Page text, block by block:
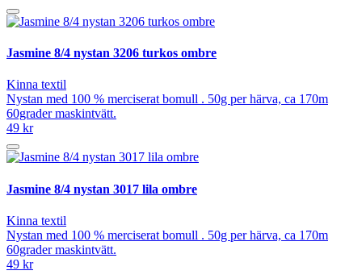
Jasmine 8/4 nystan 3206 turkos ombre
Kinna textil
Nystan med 100 % merciserat bomull . 50g per härva, ca 170m
60grader maskintvätt.
49 kr
Jasmine 8/4 nystan 3017 lila ombre
Kinna textil
Nystan med 100 % merciserat bomull . 50g per härva, ca 170m
60grader maskintvätt.
49 kr